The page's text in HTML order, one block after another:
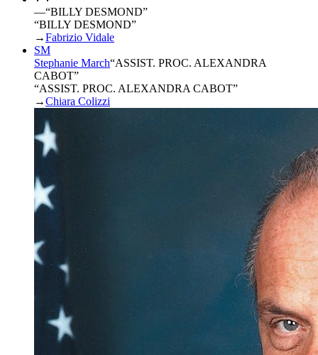
—“BILLY DESMOND”
“BILLY DESMOND”
→Fabrizio Vidale
SM
Stephanie March“ASSIST. PROC. ALEXANDRA
CABOT”
“ASSIST. PROC. ALEXANDRA CABOT”
→Chiara Colizzi